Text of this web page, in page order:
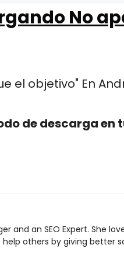
No
de descarga en
and an SEO Expert. She
help others by giving